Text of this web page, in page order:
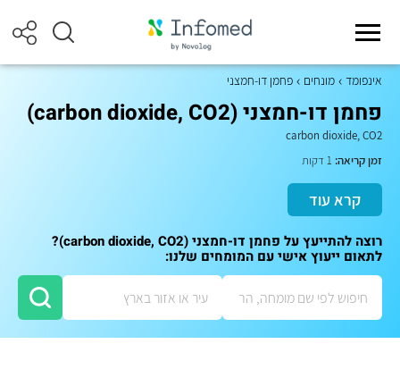
אינפומד מונחים פחמן דו-חמצני
פחמן דו-חמצני (carbon dioxide, CO2)
carbon dioxide, CO2
זמן קריאה:
קרא עוד
רוצה להתייעץ על פחמן דו-חמצני (carbon dioxide, CO2)?
לתאום ייעוץ אישי עם המומחים שלנו: